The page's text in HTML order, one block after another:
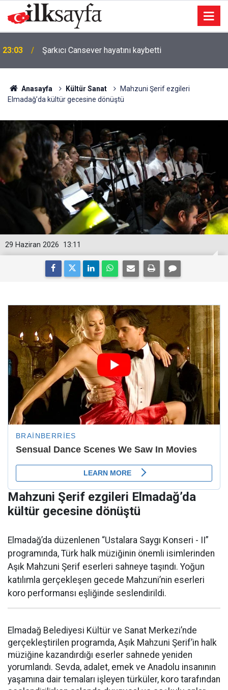
23:03 Şarkıcı Cansever hayatını kaybetti
Anasayfa Kültür Sanat
Mahzuni Şerif ezgileri
Elmadağ’da kültür gecesine dönüştü
13:11
29 Haziran 2026
Mahzuni Şerif ezgileri Elmadağ’da
kültür gecesine dönüştü
Elmadağ’da düzenlenen “Ustalara Saygı Konseri - II”
programında, Türk halk müziğinin önemli isimlerinden
Aşık Mahzuni Şerif eserleri sahneye taşındı. Yoğun
katılımla gerçekleşen gecede Mahzuni’nin eserleri
koro performansı eşliğinde seslendirildi.
Elmadağ Belediyesi Kültür ve Sanat Merkezi’nde
gerçekleştirilen programda, Aşık Mahzuni Şerif’in halk
müziğine kazandırdığı eserler sahnede yeniden
yorumlandı. Sevda, adalet, emek ve Anadolu insanının
yaşamına dair temaları işleyen türküler, koro tarafından